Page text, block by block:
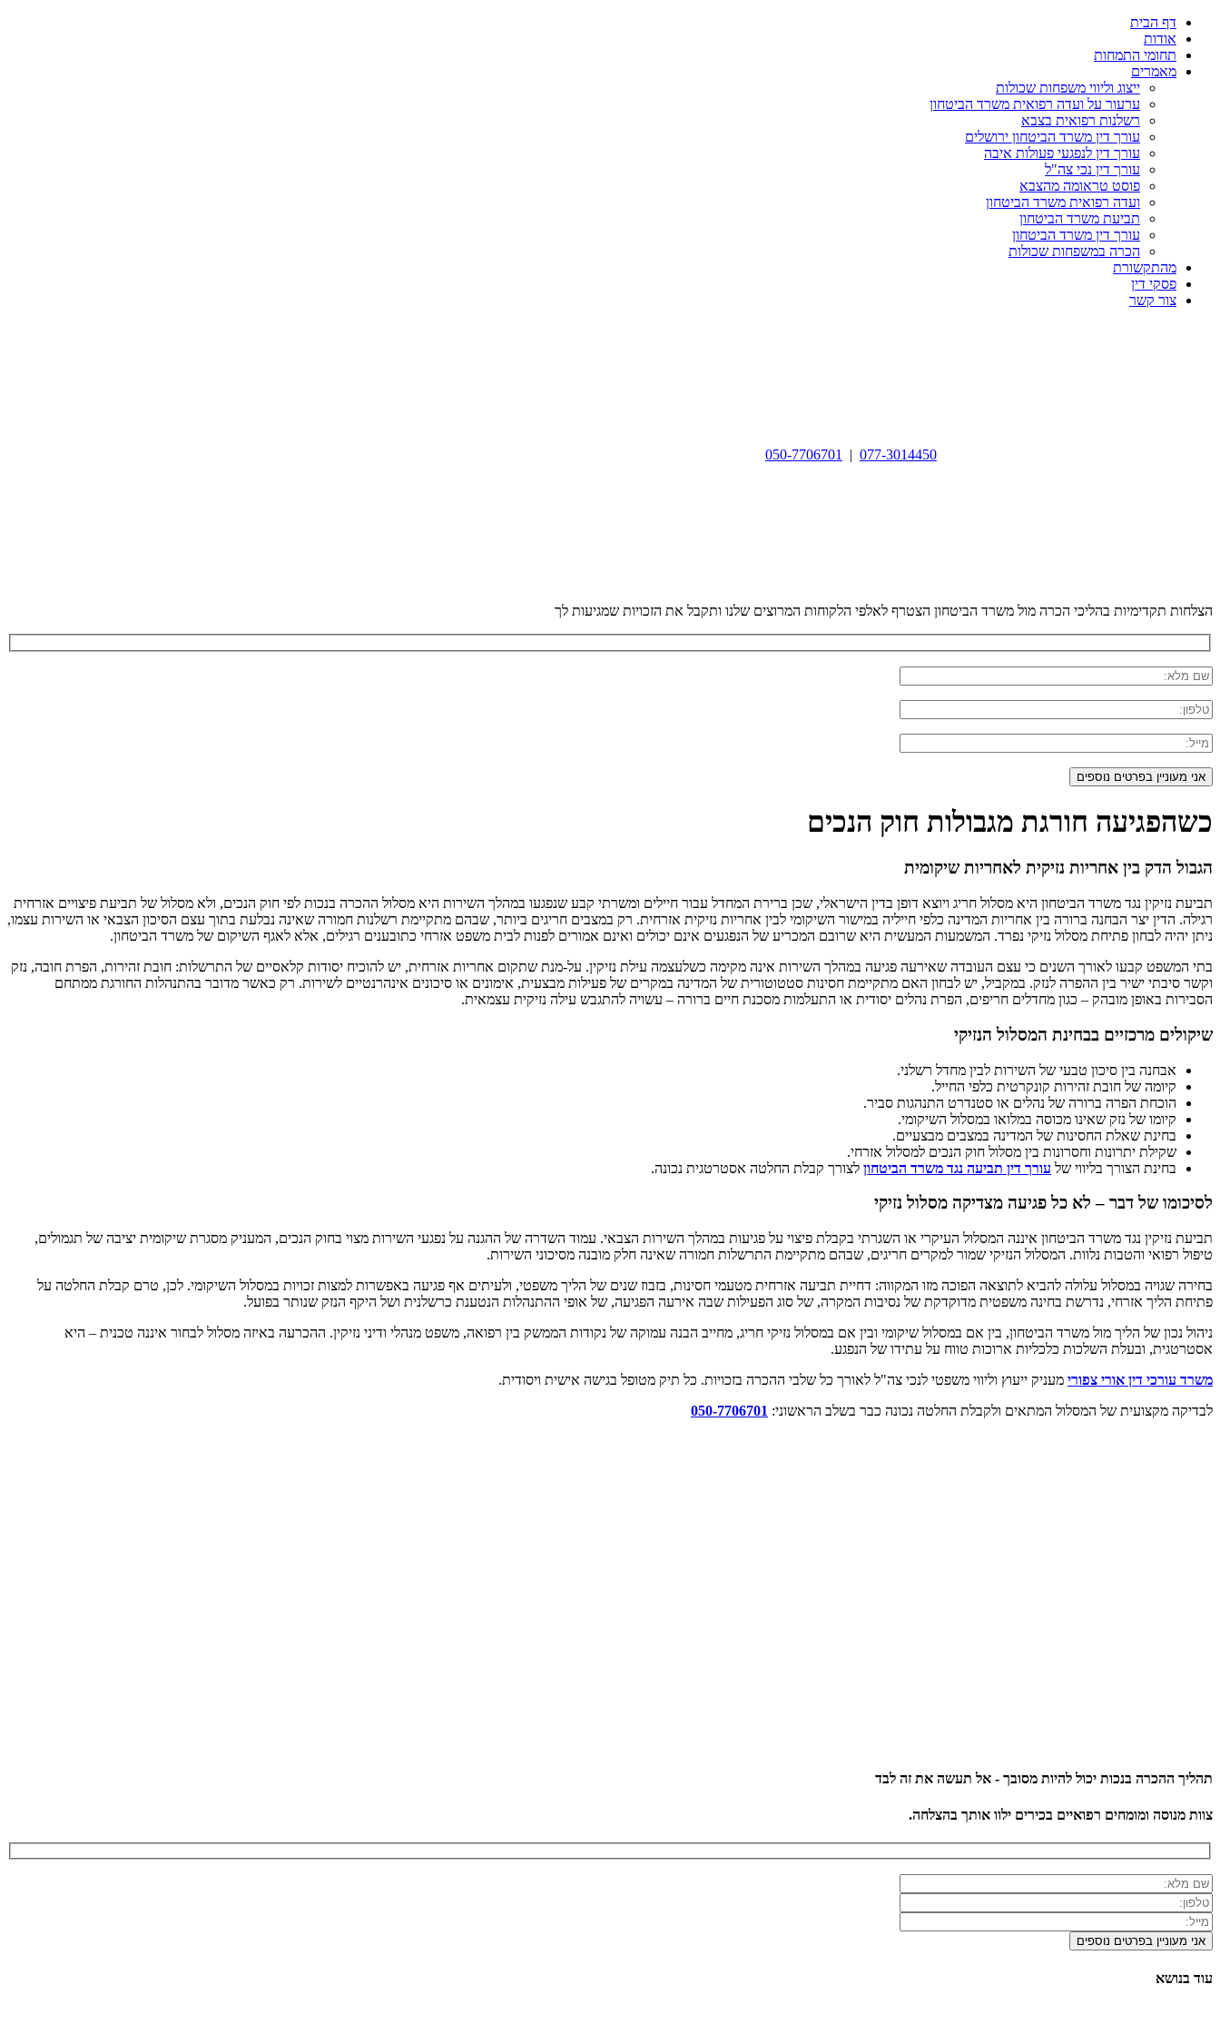
דף הבית
אודות
תחומי התמחות
מאמרים
ייצוג וליווי משפחות שכולות
ערעור על ועדה רפואית משרד הביטחון
רשלנות רפואית בצבא
עורך דין משרד הביטחון ירושלים
עורך דין לנפגעי פעולות איבה
עורך דין נכי צה"ל
פוסט טראומה מהצבא
ועדה רפואית משרד הביטחון
תביעת משרד הביטחון
עורך דין משרד הביטחון
הכרה במשפחות שכולות
מהתקשורת
פסקי דין
צור קשר
077-3014450
|
050-7706701
הצלחות תקדימיות בהליכי הכרה מול משרד הביטחון הצטרף לאלפי הלקוחות המרוצים שלנו ותקבל את הזכויות שמגיעות לך
כשהפגיעה חורגת מגבולות חוק הנכים
הגבול הדק בין אחריות נזיקית לאחריות שיקומית
תביעת נזיקין נגד משרד הביטחון היא מסלול חריג ויוצא דופן בדין הישראלי, שכן ברירת המחדל עבור חיילים ומשרתי קבע שנפגעו במהלך השירות היא מסלול ההכרה בנכות לפי חוק הנכים, ולא מסלול של תביעת פיצויים אזרחית
רגילה. הדין יצר הבחנה ברורה בין אחריות המדינה כלפי חייליה במישור השיקומי לבין אחריות נזיקית אזרחית. רק במצבים חריגים ביותר, שבהם מתקיימת רשלנות חמורה שאינה נבלעת בתוך עצם הסיכון הצבאי או השירות עצמו,
ניתן יהיה לבחון פתיחת מסלול נזיקי נפרד. המשמעות המעשית היא שרובם המכריע של הנפגעים אינם יכולים ואינם אמורים לפנות לבית משפט אזרחי כתובענים רגילים, אלא לאגף השיקום של משרד הביטחון.
בתי המשפט קבעו לאורך השנים כי עצם העובדה שאירעה פגיעה במהלך השירות אינה מקימה כשלעצמה עילת נזיקין. על-מנת שתקום אחריות אזרחית, יש להוכיח יסודות קלאסיים של התרשלות: חובת זהירות, הפרת חובה, נזק
וקשר סיבתי ישיר בין ההפרה לנזק. במקביל, יש לבחון האם מתקיימת חסינות סטטוטורית של המדינה במקרים של פעילות מבצעית, אימונים או סיכונים אינהרנטיים לשירות. רק כאשר מדובר בהתנהלות החורגת ממתחם
הסבירות באופן מובהק – כגון מחדלים חריפים, הפרת נהלים יסודית או התעלמות מסכנת חיים ברורה – עשויה להתגבש עילה נזיקית עצמאית.
שיקולים מרכזיים בבחינת המסלול הנזיקי
אבחנה בין סיכון טבעי של השירות לבין מחדל רשלני.
קיומה של חובת זהירות קונקרטית כלפי החייל.
הוכחת הפרה ברורה של נהלים או סטנדרט התנהגות סביר.
קיומו של נזק שאינו מכוסה במלואו במסלול השיקומי.
בחינת שאלת החסינות של המדינה במצבים מבצעיים.
שקילת יתרונות וחסרונות בין מסלול חוק הנכים למסלול אזרחי.
בחינת הצורך בליווי של עורך דין תביעה נגד משרד הביטחון לצורך קבלת החלטה אסטרטגית נכונה.
לסיכומו של דבר – לא כל פגיעה מצדיקה מסלול נזיקי
תביעת נזיקין נגד משרד הביטחון איננה המסלול העיקרי או השגרתי בקבלת פיצוי על פגיעות במהלך השירות הצבאי. עמוד השדרה של ההגנה על נפגעי השירות מצוי בחוק הנכים, המעניק מסגרת שיקומית יציבה של תגמולים,
טיפול רפואי והטבות נלוות. המסלול הנזיקי שמור למקרים חריגים, שבהם מתקיימת התרשלות חמורה שאינה חלק מובנה מסיכוני השירות.
בחירה שגויה במסלול עלולה להביא לתוצאה הפוכה מזו המקווה: דחיית תביעה אזרחית מטעמי חסינות, בזבוז שנים של הליך משפטי, ולעיתים אף פגיעה באפשרות למצות זכויות במסלול השיקומי. לכן, טרם קבלת החלטה על
פתיחת הליך אזרחי, נדרשת בחינה משפטית מדוקדקת של נסיבות המקרה, של סוג הפעילות שבה אירעה הפגיעה, של אופי ההתנהלות הנטענת כרשלנית ושל היקף הנזק שנותר בפועל.
ניהול נכון של הליך מול משרד הביטחון, בין אם במסלול שיקומי ובין אם במסלול נזיקי חריג, מחייב הבנה עמוקה של נקודות הממשק בין רפואה, משפט מנהלי ודיני נזיקין. ההכרעה באיזה מסלול לבחור איננה טכנית – היא
אסטרטגית, ובעלת השלכות כלכליות ארוכות טווח על עתידו של הנפגע.
משרד עורכי דין אורי צפורי מעניק ייעוץ וליווי משפטי לנכי צה"ל לאורך כל שלבי ההכרה בזכויות. כל תיק מטופל בגישה אישית ויסודית.
לבדיקה מקצועית של המסלול המתאים ולקבלת החלטה נכונה כבר בשלב הראשוני: 050-7706701
תהליך ההכרה בנכות יכול להיות מסובך - אל תעשה את זה לבד
צוות מנוסה ומומחים רפואיים בכירים ילוו אותך בהצלחה.
עוד בנושא